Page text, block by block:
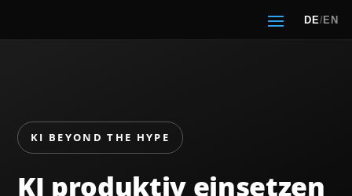
DE/EN
KI BEYOND THE HYPE
KI produktiv einsetzen